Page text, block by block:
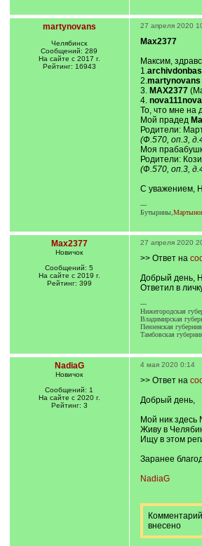
martynovans
Челябинск
Сообщений: 289
На сайте с 2017 г.
Рейтинг: 16943
27 апреля 2020
Max2377
Максим,
1.
2.martynovans
3. MAX2377
4. nova111nova
То, что мне на
Мой прадед
Родители:
(Ф.570, оп.3,
Моя
Родители:
(Ф.570, оп.3,
С уважением,
---
Бутырины,
Max2377
Новичок
Сообщений: 5
На сайте с 2019 г.
Рейтинг: 399
27 апреля 2020
>> Ответ на
Добрый день,
Ответил в
---
Нижегородская
Владимирская
Пензенская
Тамбовская
NadiaG
Новичок
Сообщений: 1
На сайте с 2020 г.
Рейтинг: 3
4 мая 2020 0:14
>> Ответ на
Добрый день,
Мой ник здесь
Живу в
Ищу в этом
Заранее
NadiaG
внесено